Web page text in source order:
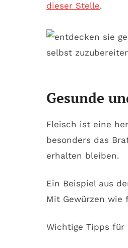
dieser Stelle.
Gesunde
Fleisch ist eine
besonders das
erhalten bleiben.
Ein Beispiel aus
Mit Gewürzen wie
Wichtige Tipps für